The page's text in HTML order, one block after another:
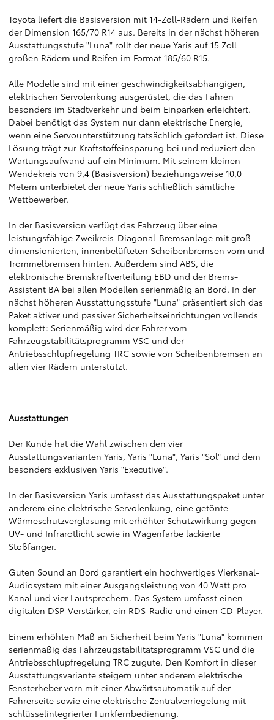
Toyota liefert die Basisversion mit 14-Zoll-Rädern und Reifen
der Dimension 165/70 R14 aus. Bereits in der nächst höheren
Ausstattungsstufe "Luna" rollt der neue Yaris auf 15 Zoll
großen Rädern und Reifen im Format 185/60 R15.
Alle Modelle sind mit einer geschwindigkeitsabhängigen,
elektrischen Servolenkung ausgerüstet, die das Fahren
besonders im Stadtverkehr und beim Einparken erleichtert.
Dabei benötigt das System nur dann elektrische Energie,
wenn eine Servounterstützung tatsächlich gefordert ist. Diese
Lösung trägt zur Kraftstoffeinsparung bei und reduziert den
Wartungsaufwand auf ein Minimum. Mit seinem kleinen
Wendekreis von 9,4 (Basisversion) beziehungsweise 10,0
Metern unterbietet der neue Yaris schließlich sämtliche
Wettbewerber.
In der Basisversion verfügt das Fahrzeug über eine
leistungsfähige Zweikreis-Diagonal-Bremsanlage mit groß
dimensionierten, innenbelüfteten Scheibenbremsen vorn und
Trommelbremsen hinten. Außerdem sind ABS, die
elektronische Bremskraftverteilung EBD und der Brems-
Assistent BA bei allen Modellen serienmäßig an Bord. In der
nächst höheren Ausstattungsstufe "Luna" präsentiert sich das
Paket aktiver und passiver Sicherheitseinrichtungen vollends
komplett: Serienmäßig wird der Fahrer vom
Fahrzeugstabilitätsprogramm VSC und der
Antriebsschlupfregelung TRC sowie von Scheibenbremsen an
allen vier Rädern unterstützt.
Ausstattungen
Der Kunde hat die Wahl zwischen den vier
Ausstattungsvarianten Yaris, Yaris "Luna", Yaris "Sol" und dem
besonders exklusiven Yaris "Executive".
In der Basisversion Yaris umfasst das Ausstattungspaket unter
anderem eine elektrische Servolenkung, eine getönte
Wärmeschutzverglasung mit erhöhter Schutzwirkung gegen
UV- und Infrarotlicht sowie in Wagenfarbe lackierte
Stoßfänger.
Guten Sound an Bord garantiert ein hochwertiges Vierkanal-
Audiosystem mit einer Ausgangsleistung von 40 Watt pro
Kanal und vier Lautsprechern. Das System umfasst einen
digitalen DSP-Verstärker, ein RDS-Radio und einen CD-Player.
Einem erhöhten Maß an Sicherheit beim Yaris "Luna" kommen
serienmäßig das Fahrzeugstabilitätsprogramm VSC und die
Antriebsschlupfregelung TRC zugute. Den Komfort in dieser
Ausstattungsvariante steigern unter anderem elektrische
Fensterheber vorn mit einer Abwärtsautomatik auf der
Fahrerseite sowie eine elektrische Zentralverriegelung mit
schlüsselintegrierter Funkfernbedienung.